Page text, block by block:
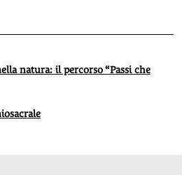
natura: il percorso “Passi che